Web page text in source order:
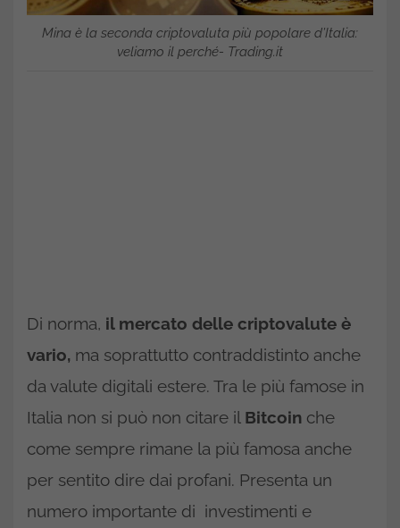
Mina è la seconda criptovaluta più popolare d’Italia:
veliamo il perché- Trading.it
Di norma, il mercato delle criptovalute è
vario, ma soprattutto contraddistinto anche
da valute digitali estere. Tra le più famose in
Italia non si può non citare il Bitcoin che
come sempre rimane la più famosa anche
per sentito dire dai profani. Presenta un
numero importante di investimenti e